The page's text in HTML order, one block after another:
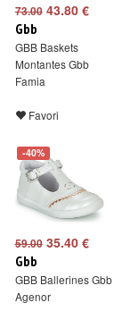
73.0043.80 €
Gbb
GBB Baskets
Montantes Gbb
Famia
Favori
-40%
59.0035.40 €
Gbb
GBB Ballerines Gbb
Agenor